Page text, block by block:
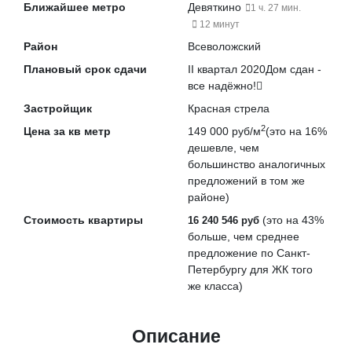
Ближайшее метро
Девяткино
1 ч. 27 мин.
12 минут
Район
Всеволожский
Плановый срок сдачи
II квартал 2020Дом сдан -
все надёжно!
Застройщик
Красная стрела
Цена за кв метр
149 000 руб/м2(это на 16%
дешевле , чем
большинство аналогичных
предложений в том же
районе)
Стоимость квартиры
16 240 546 руб (это на 43%
больше , чем среднее
предложение по Санкт-
Петербургу для ЖК того
же класса)
Описание